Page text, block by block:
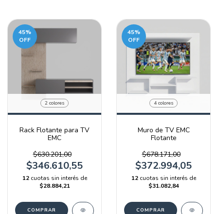
45%
OFF
2 colores
Rack Flotante para TV
EMC
$630.201,00
$346.610,55
12 cuotas sin interés de
$28.884,21
COMPRAR
45%
OFF
4 colores
Muro de TV EMC
Flotante
$678.171,00
$372.994,05
12 cuotas sin interés de
$31.082,84
COMPRAR